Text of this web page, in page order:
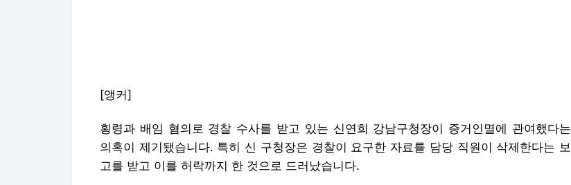
[앵커]
횡령과 배임 혐의로 경찰 수사를 받고 있는 신연희 강남구청장이 증거인멸에 관여했다는
의혹이 제기됐습니다. 특히 신 구청장은 경찰이 요구한 자료를 담당 직원이 삭제한다는 보
고를 받고 이를 허락까지 한 것으로 드러났습니다.